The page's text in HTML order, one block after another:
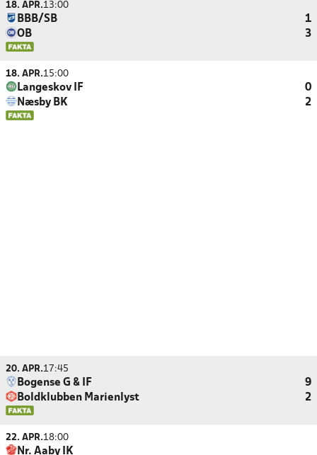
18. APR.13:00
BBB/SB
1
OB
3
18. APR.15:00
Langeskov IF
0
Næsby BK
2
20. APR.17:45
Bogense G & IF
9
Boldklubben Marienlyst
2
22. APR.18:00
Nr. Aaby IK